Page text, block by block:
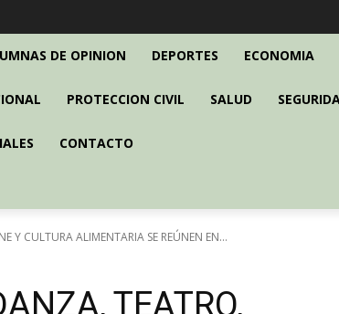
DE OPINION DEPORTES ECONOMIA
PROTECCION CIVIL SALUD
CONTACTO
Y CULTURA ALIMENTARIA SE REÚNEN EN...
TEATRO,